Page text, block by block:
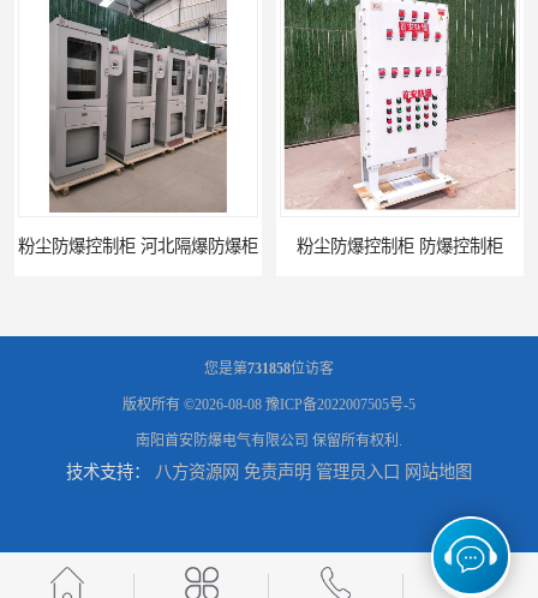
粉尘防爆控制柜 防爆控制柜
防腐防尘防爆控制柜 湖北防爆控制箱 防腐防尘防爆控制柜 广东防爆控制柜
您是第731858位访客
版权所有 ©2026-08-08 豫ICP备2022007505号-5
南阳首安防爆电气有限公司 保留所有权利.
技术支持： 八方资源网 免责声明 管理员入口 网站地图